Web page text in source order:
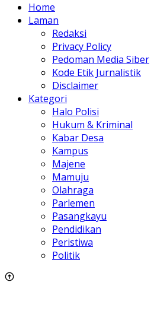
Home
Laman
Redaksi
Privacy Policy
Pedoman Media Siber
Kode Etik Jurnalistik
Disclaimer
Kategori
Halo Polisi
Hukum & Kriminal
Kabar Desa
Kampus
Majene
Mamuju
Olahraga
Parlemen
Pasangkayu
Pendidikan
Peristiwa
Politik